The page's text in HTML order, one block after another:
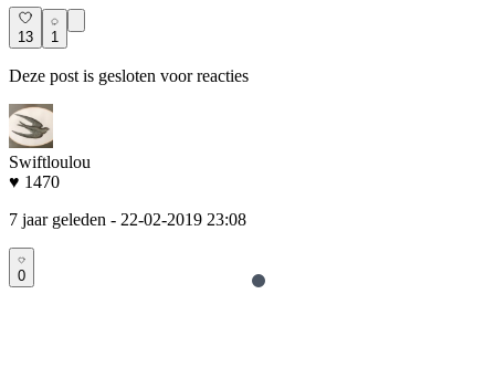
13 1
Deze post is gesloten voor reacties
Swiftloulou
♥ 1470
7 jaar geleden - 22-02-2019 23:08
0